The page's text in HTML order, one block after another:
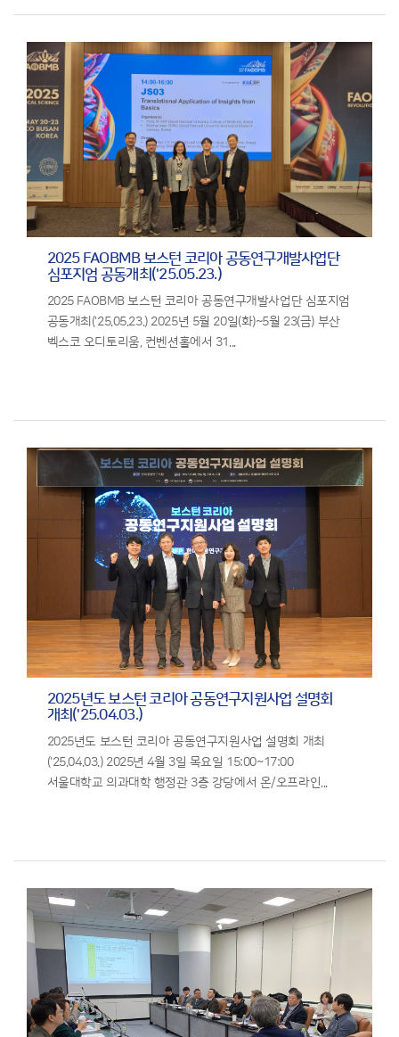
2025 FAOBMB 보스턴 코리아 공동연구개발사업단
심포지엄 공동개최('25.05.23.)
2025 FAOBMB 보스턴 코리아 공동연구개발사업단 심포지엄
공동개최('25.05.23.) 2025년 5월 20일(화)~5월 23(금) 부산
벡스코 오디토리움, 컨벤션홀에서 31...
2025년도 보스턴 코리아 공동연구지원사업 설명회
개최('25.04.03.)
2025년도 보스턴 코리아 공동연구지원사업 설명회 개최
('25.04.03.) 2025년 4월 3일 목요일 15:00~17:00
서울대학교 의과대학 행정관 3층 강당에서 온/오프라인...